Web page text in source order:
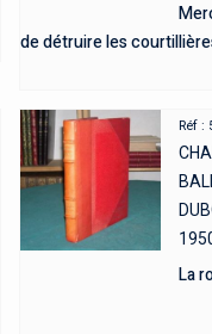
de détruire les
Réf :
La